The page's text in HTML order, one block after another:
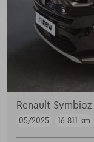
Renault Symbioz
05/2025
16.811 km